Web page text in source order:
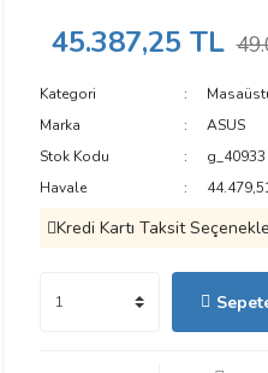
45.387,25 TL
Kategori
Marka
ASUS
Stok Kodu
g_40933
Havale
Kredi Kartı Taksit